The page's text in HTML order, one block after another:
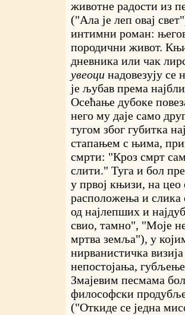
животне радости из
("Ала је леп овај
интимни роман:
породични живот.
дневника или чак
увеоци надовезују се
је љубав према
Осећање дубоке
него му даје само
тугом због губитка
стапањем с њима,
смрти: "Кроз смрт
слити." Туга и бол
у првој књизи, на цео
расположења и слика
од најлепших и
свио, тамно", "Моје
мртва земља"), у
нирванистичка
непостојања,
Змајевим песмама
философски
("Откиде се једна